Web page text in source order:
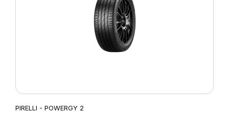
PIRELLI - POWERGY 2